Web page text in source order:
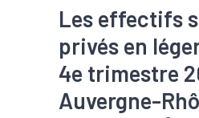
Les effectifs
privés en
4e trimestre
Auvergne-